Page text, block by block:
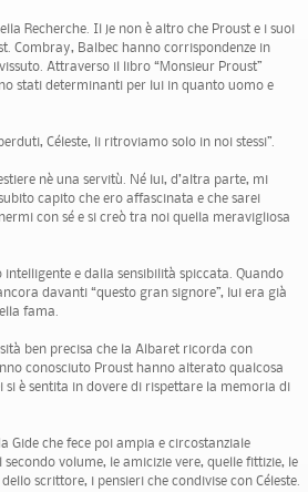
Recherche. Il je non è altro che Proust e i suoi
Combray, Balbec hanno corrispondenze in
Attraverso il libro “Monsieur Proust”
stati determinanti per lui in quanto uomo e
Céleste, li ritroviamo solo in noi stessi”.
nè una servitù. Né lui, d’altra parte, mi
capito che ero affascinata e che sarei
con sé e si creò tra noi quella meravigliosa
e dalla sensibilità spiccata. Quando
davanti “questo gran signore”, lui era già
fama.
ben precisa che la Albaret ricorda con
conosciuto Proust hanno alterato qualcosa
è sentita in dovere di rispettare la memoria di
Gide che fece poi ampia e circostanziale
volume, le amicizie vere, quelle fittizie, le
scrittore, i pensieri che condivise con Céleste.